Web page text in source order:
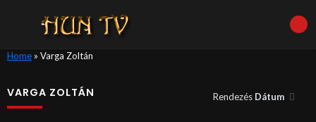
Home» Varga Zoltán
VARGA ZOLTÁN Rendezés Dátum